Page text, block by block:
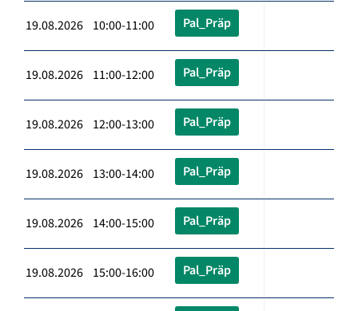
19.08.2026 10:00-11:00 Pal_Präp
19.08.2026 11:00-12:00 Pal_Präp
19.08.2026 12:00-13:00 Pal_Präp
19.08.2026 13:00-14:00 Pal_Präp
19.08.2026 14:00-15:00 Pal_Präp
19.08.2026 15:00-16:00 Pal_Präp